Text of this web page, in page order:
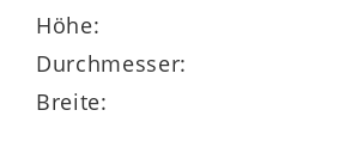
Höhe:
Durchmesser:
Breite: